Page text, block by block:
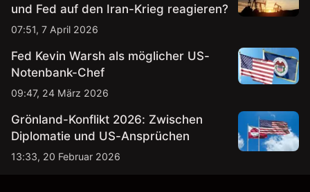
und Fed auf den Iran-Krieg reagieren?
07:51, 7 April 2026
Fed Kevin Warsh als möglicher US-
Notenbank-Chef
09:47, 24 März 2026
Grönland-Konflikt 2026: Zwischen
Diplomatie und US-Ansprüchen
13:33, 20 Februar 2026